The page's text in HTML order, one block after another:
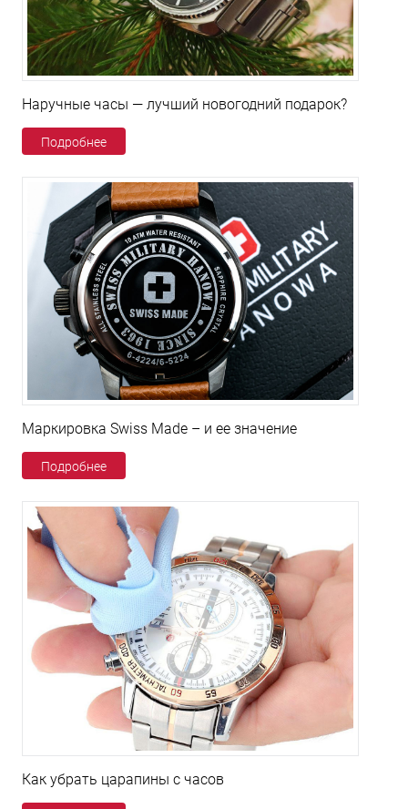
Наручные часы — лучший новогодний подарок?
Подробнее
Маркировка Swiss Made – и ее значение
Подробнее
Как убрать царапины с часов